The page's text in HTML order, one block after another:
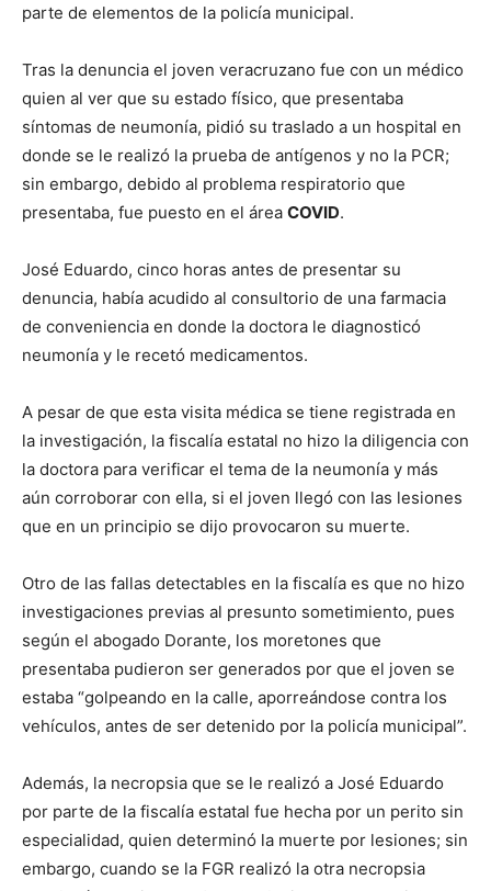
parte de elementos de la policía municipal.
Tras la denuncia el joven veracruzano fue con un médico
quien al ver que su estado físico, que presentaba
síntomas de neumonía, pidió su traslado a un hospital en
donde se le realizó la prueba de antígenos y no la PCR;
sin embargo, debido al problema respiratorio que
presentaba, fue puesto en el área COVID.
José Eduardo, cinco horas antes de presentar su
denuncia, había acudido al consultorio de una farmacia
de conveniencia en donde la doctora le diagnosticó
neumonía y le recetó medicamentos.
A pesar de que esta visita médica se tiene registrada en
la investigación, la fiscalía estatal no hizo la diligencia con
la doctora para verificar el tema de la neumonía y más
aún corroborar con ella, si el joven llegó con las lesiones
que en un principio se dijo provocaron su muerte.
Otro de las fallas detectables en la fiscalía es que no hizo
investigaciones previas al presunto sometimiento, pues
según el abogado Dorante, los moretones que
presentaba pudieron ser generados por que el joven se
estaba “golpeando en la calle, aporreándose contra los
vehículos, antes de ser detenido por la policía municipal”.
Además, la necropsia que se le realizó a José Eduardo
por parte de la fiscalía estatal fue hecha por un perito sin
especialidad, quien determinó la muerte por lesiones; sin
embargo, cuando se la FGR realizó la otra necropsia